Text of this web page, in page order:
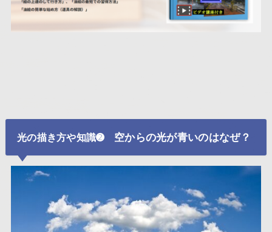
光の描き方や知識➋ 空からの光が青いのはなぜ？